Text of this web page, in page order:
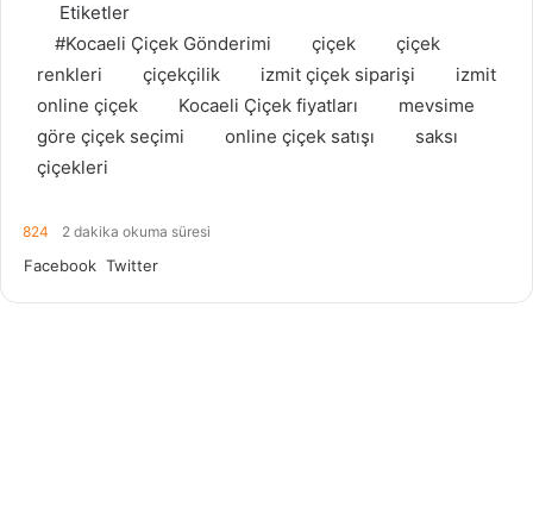
Etiketler
#Kocaeli Çiçek Gönderimi
çiçek
çiçek
renkleri
çiçekçilik izmit çiçek siparişi
izmit
online çiçek
Kocaeli Çiçek fiyatları
mevsime
göre çiçek seçimi
online çiçek satışı
saksı
çiçekleri
824 2 dakika okuma süresi
Facebook Twitter